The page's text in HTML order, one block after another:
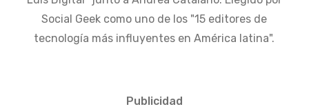
Social Geek como uno de los "15 editores de
tecnología más influyentes en América latina".
Publicidad